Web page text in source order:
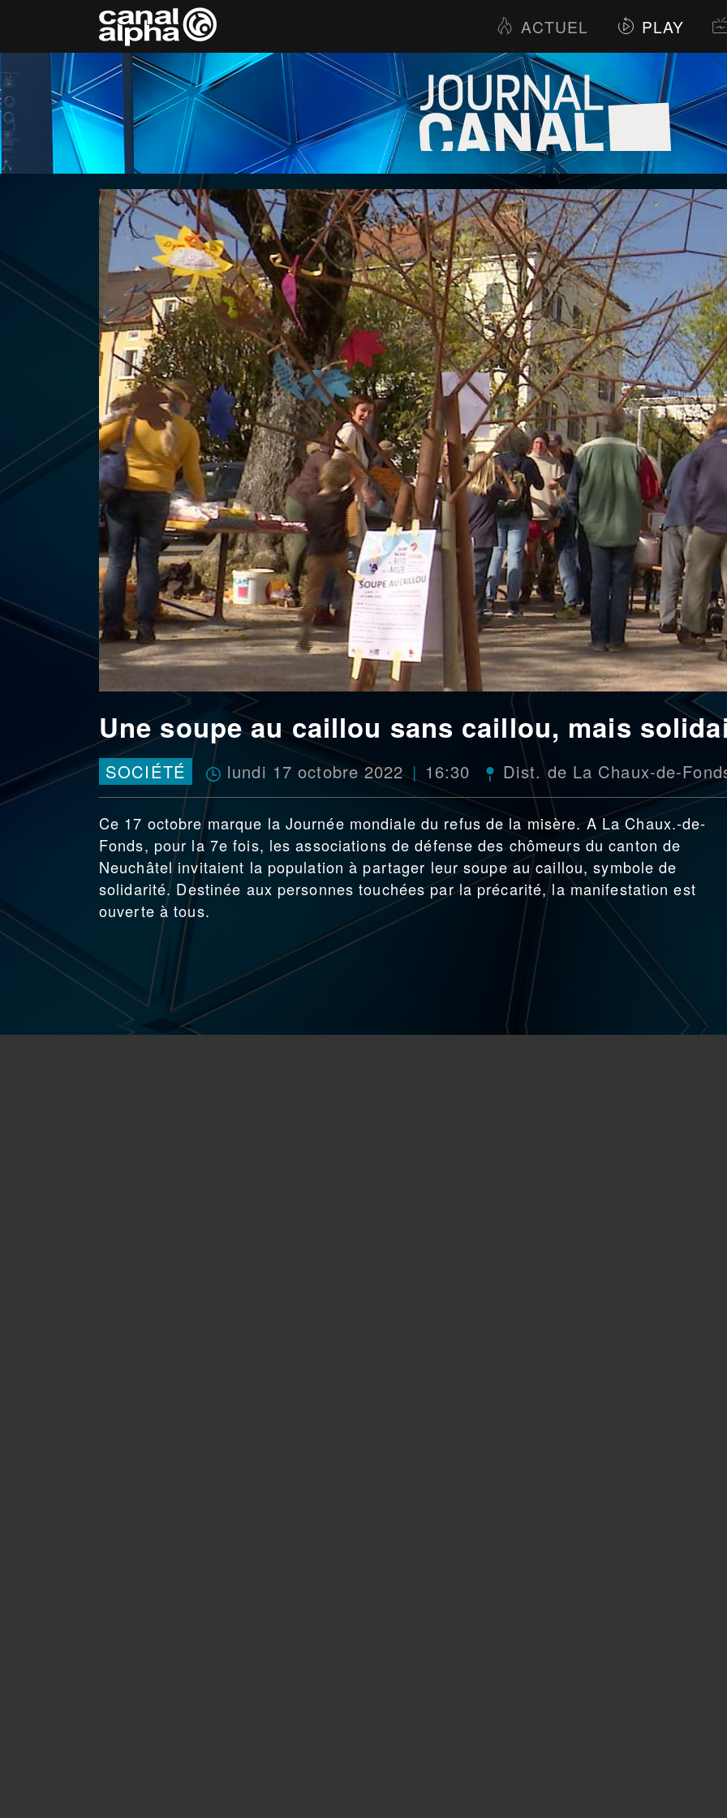
ACTUEL PLAY
Une soupe au caillou sans caillou, mais
SOCIÉTÉ lundi 17 octobre 2022 16:30 Dist. de La Chaux-de-
Ce 17 octobre marque la Journée mondiale du refus de la misère. A La Chaux.-de-
Fonds, pour la 7e fois, les associations de défense des chômeurs du canton de
Neuchâtel invitaient la population à partager leur soupe au caillou, symbole de
solidarité. Destinée aux personnes touchées par la précarité, la manifestation est
ouverte à tous.